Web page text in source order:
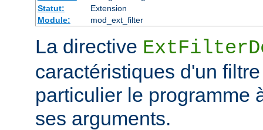
Statut:
Extension
Module:
mod_ext_filter
La directive
caractéristiques d'un
particulier le programme
ses arguments.